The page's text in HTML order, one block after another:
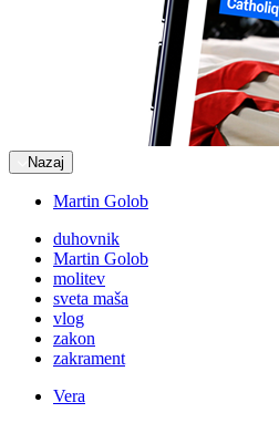
Nazaj
Martin Golob
duhovnik
Martin Golob
molitev
sveta maša
vlog
zakon
zakrament
Vera